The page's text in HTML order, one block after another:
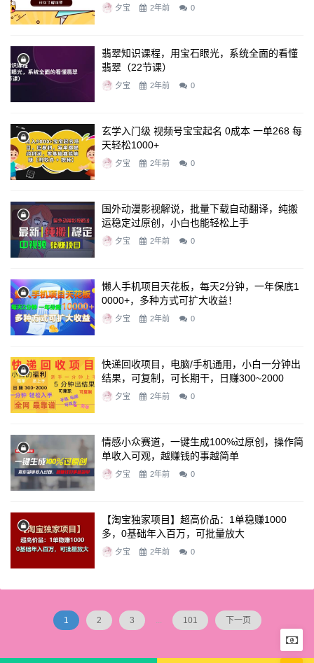
夕宝 2年前 0
翡翠知识课程，用宝石眼光，系统全面的看懂
翡翠（22节课）
夕宝 2年前 0
玄学入门级 视频号宝宝起名 0成本 一单268 每
天轻松1000+
夕宝 2年前 0
国外动漫影视解说，批量下载自动翻译，纯搬
运稳定过原创，小白也能轻松上手
夕宝 2年前 0
懒人手机项目天花板，每天2分钟，一年保底1
0000+，多种方式可扩大收益！
夕宝 2年前 0
快递回收项目，电脑/手机通用，小白一分钟出
结果，可复制，可长期干，日赚300~2000
夕宝 2年前 0
情感小众赛道，一键生成100%过原创，操作简
单收入可观，越赚钱的事越简单
夕宝 2年前 0
【淘宝独家项目】超高价品：1单稳赚1000
多，0基础年入百万，可批量放大
夕宝 2年前 0
1 2 3 ... 101 下一页